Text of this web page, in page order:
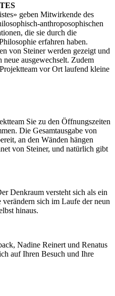
geben Mitwirkende des
anthroposophischen
die sie durch die
erfahren haben.
von Steiner werden gezeigt und
neue ausgewechselt. Zudem
vor Ort laufend kleine
Sie zu den Öffnungszeiten
Die Gesamtausgabe von
an den Wänden hängen
von Steiner, und natürlich gibt
Denkraum versteht sich als ein
sich im Laufe der neun
hinaus.
Nadine Reinert und Renatus
auf Ihren Besuch und Ihre